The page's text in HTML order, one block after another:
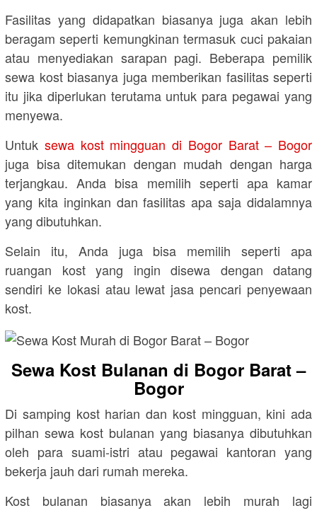
Fasilitas yang didapatkan biasanya juga akan lebih
beragam seperti kemungkinan termasuk cuci pakaian
atau menyediakan sarapan pagi. Beberapa pemilik
sewa kost biasanya juga memberikan fasilitas seperti
itu jika diperlukan terutama untuk para pegawai yang
menyewa.
Untuk sewa kost mingguan di Bogor Barat – Bogor
juga bisa ditemukan dengan mudah dengan harga
terjangkau. Anda bisa memilih seperti apa kamar
yang kita inginkan dan fasilitas apa saja didalamnya
yang dibutuhkan.
Selain itu, Anda juga bisa memilih seperti apa
ruangan kost yang ingin disewa dengan datang
sendiri ke lokasi atau lewat jasa pencari penyewaan
kost.
Sewa Kost Bulanan di Bogor Barat –
Bogor
Di samping kost harian dan kost mingguan, kini ada
pilhan sewa kost bulanan yang biasanya dibutuhkan
oleh para suami-istri atau pegawai kantoran yang
bekerja jauh dari rumah mereka.
Kost bulanan biasanya akan lebih murah lagi